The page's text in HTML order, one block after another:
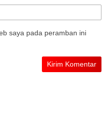
saya pada peramban ini